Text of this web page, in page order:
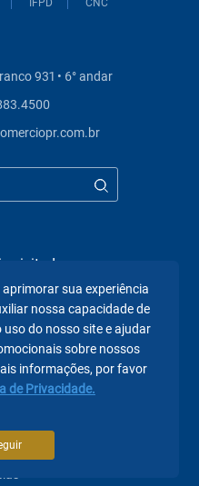
IFPD CNC
931 • 6° andar
visitadas
PR
sua experiência
nossa capacidade de
do nosso site e ajudar
sobre nossos
informações, por favor
de Privacidade.